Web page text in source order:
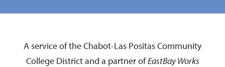
A service of the Chabot-Las Positas Community
College District and a partner ofEastBayWorks